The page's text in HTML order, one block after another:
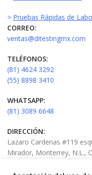
> Pruebas Rápidas de
CORREO:
ventas@ditestingmx.com
TELÉFONOS:
(81) 4624 3292
(55) 8898 3410
WHATSAPP:
(81) 3089 6648
DIRECCIÓN:
Lazaro Cardenas #119
Mirador, Monterrey, N.L.,
HORARIO: